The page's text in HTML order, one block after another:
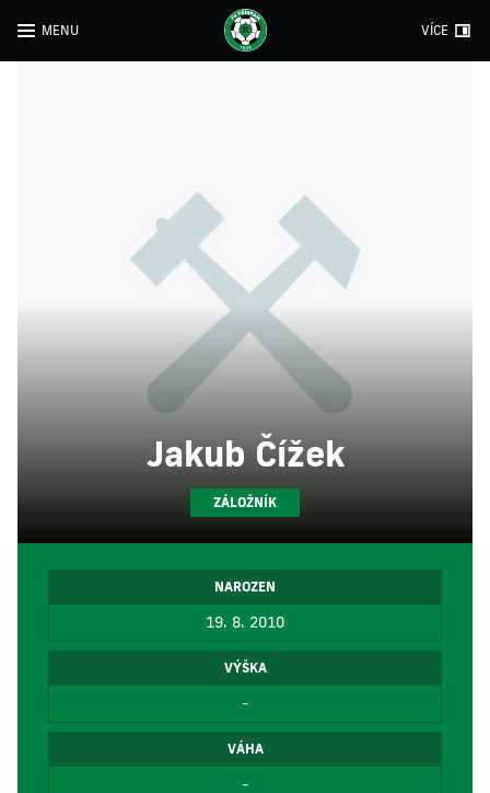
MENU VÍCE
Jakub Čížek
ZÁLOŽNÍK
NAROZEN
19. 8. 2010
VÝŠKA
-
VÁHA
-